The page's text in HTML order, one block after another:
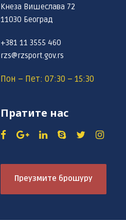
Кнеза Вишеслава 72
11030 Београд
+381 11 3555 460
rzs@rzsport.gov.rs
Пон – Пет: 07:30 – 15:30
Пратите нас
Преузмите брошуру